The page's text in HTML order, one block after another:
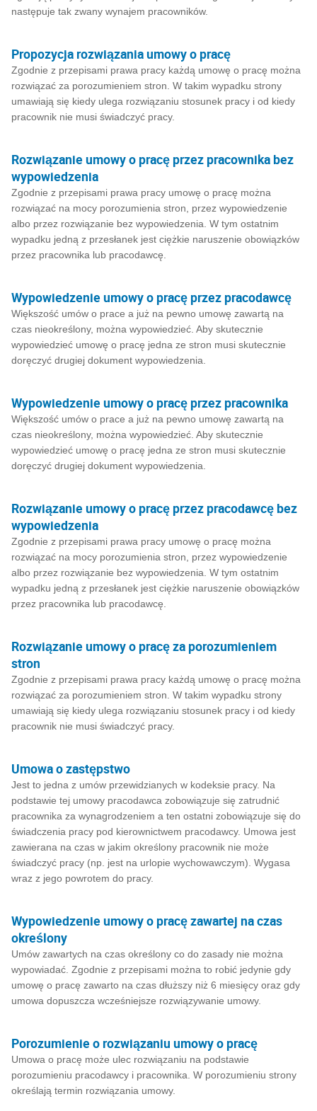
następuje tak zwany wynajem pracowników.
Propozycja rozwiązania umowy o pracę
Zgodnie z przepisami prawa pracy każdą umowę o pracę można
rozwiązać za porozumieniem stron. W takim wypadku strony
umawiają się kiedy ulega rozwiązaniu stosunek pracy i od kiedy
pracownik nie musi świadczyć pracy.
Rozwiązanie umowy o pracę przez pracownika bez
wypowiedzenia
Zgodnie z przepisami prawa pracy umowę o pracę można
rozwiązać na mocy porozumienia stron, przez wypowiedzenie
albo przez rozwiązanie bez wypowiedzenia. W tym ostatnim
wypadku jedną z przesłanek jest ciężkie naruszenie obowiązków
przez pracownika lub pracodawcę.
Wypowiedzenie umowy o pracę przez pracodawcę
Większość umów o prace a już na pewno umowę zawartą na
czas nieokreślony, można wypowiedzieć. Aby skutecznie
wypowiedzieć umowę o pracę jedna ze stron musi skutecznie
doręczyć drugiej dokument wypowiedzenia.
Wypowiedzenie umowy o pracę przez pracownika
Większość umów o prace a już na pewno umowę zawartą na
czas nieokreślony, można wypowiedzieć. Aby skutecznie
wypowiedzieć umowę o pracę jedna ze stron musi skutecznie
doręczyć drugiej dokument wypowiedzenia.
Rozwiązanie umowy o pracę przez pracodawcę bez
wypowiedzenia
Zgodnie z przepisami prawa pracy umowę o pracę można
rozwiązać na mocy porozumienia stron, przez wypowiedzenie
albo przez rozwiązanie bez wypowiedzenia. W tym ostatnim
wypadku jedną z przesłanek jest ciężkie naruszenie obowiązków
przez pracownika lub pracodawcę.
Rozwiązanie umowy o pracę za porozumieniem
stron
Zgodnie z przepisami prawa pracy każdą umowę o pracę można
rozwiązać za porozumieniem stron. W takim wypadku strony
umawiają się kiedy ulega rozwiązaniu stosunek pracy i od kiedy
pracownik nie musi świadczyć pracy.
Umowa o zastępstwo
Jest to jedna z umów przewidzianych w kodeksie pracy. Na
podstawie tej umowy pracodawca zobowiązuje się zatrudnić
pracownika za wynagrodzeniem a ten ostatni zobowiązuje się do
świadczenia pracy pod kierownictwem pracodawcy. Umowa jest
zawierana na czas w jakim określony pracownik nie może
świadczyć pracy (np. jest na urlopie wychowawczym). Wygasa
wraz z jego powrotem do pracy.
Wypowiedzenie umowy o pracę zawartej na czas
określony
Umów zawartych na czas określony co do zasady nie można
wypowiadać. Zgodnie z przepisami można to robić jedynie gdy
umowę o pracę zawarto na czas dłuższy niż 6 miesięcy oraz gdy
umowa dopuszcza wcześniejsze rozwiązywanie umowy.
Porozumienie o rozwiązaniu umowy o pracę
Umowa o pracę może ulec rozwiązaniu na podstawie
porozumieniu pracodawcy i pracownika. W porozumieniu strony
określają termin rozwiązania umowy.